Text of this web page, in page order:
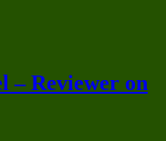
– Reviewer on